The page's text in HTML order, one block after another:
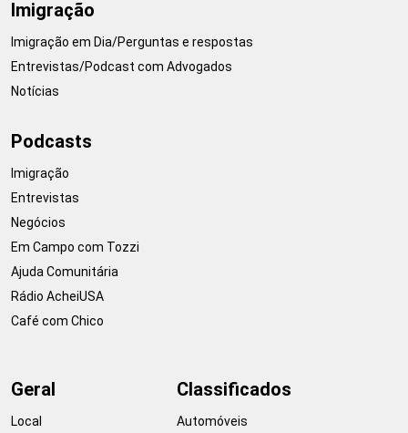
Imigração
Imigração em Dia/Perguntas e respostas
Entrevistas/Podcast com Advogados
Notícias
Podcasts
Imigração
Entrevistas
Negócios
Em Campo com Tozzi
Ajuda Comunitária
Rádio AcheiUSA
Café com Chico
Geral
Local
Classificados
Automóveis